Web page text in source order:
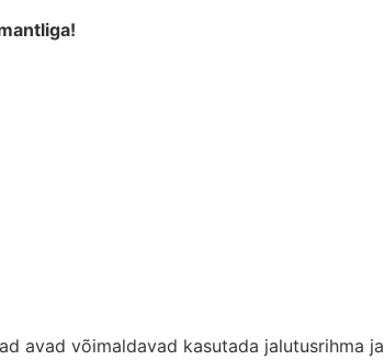
avad võimaldavad kasutada jalutusrihma ja